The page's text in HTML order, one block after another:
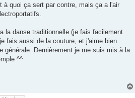
à quoi ça sert par contre, mais ça a l'air
la danse traditionnelle (je fais facilement
fais aussi de la couture, et j'aime bien
générale. Dernièrement je me suis mis à la
^^